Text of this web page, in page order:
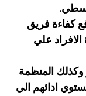
كفاءة فريق
علي
وكذلك المنظمة
ادائهم الي